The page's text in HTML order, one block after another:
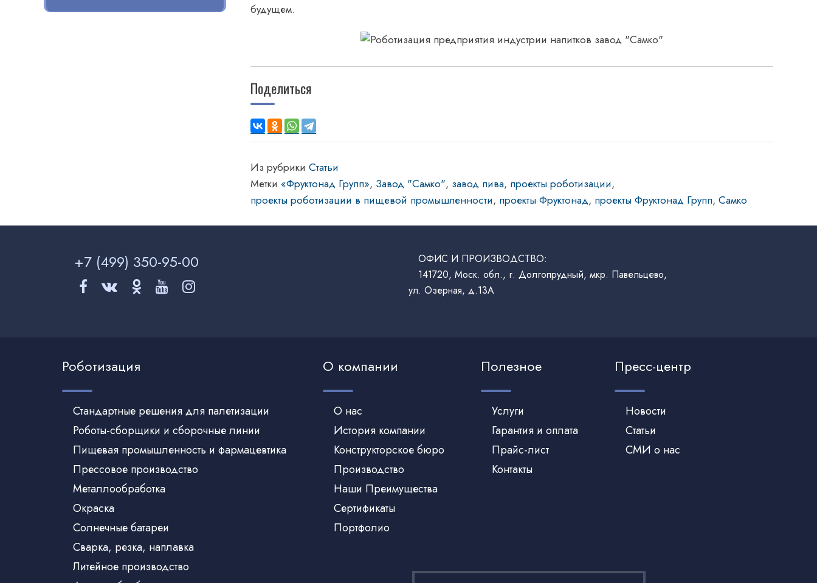
будущем.
Поделиться
Из рубрики Статьи
Метки «Фруктонад Групп», Завод "Самко", завод пива, проекты роботизации,
проекты роботизации в пищевой промышленности, проекты Фруктонад, проекты Фруктонад Групп, Самко
+7 (499) 350-95-00
ОФИС И ПРОИЗВОДСТВО:
141720, Моск. обл., г. Долгопрудный, мкр. Павельцево,
ул. Озерная, д.13А
Роботизация
Стандартные решения для палетизации
Роботы-сборщики и сборочные линии
Пищевая промышленность и фармацевтика
Прессовое производство
Металлообработка
Окраска
Солнечные батареи
Сварка, резка, наплавка
Литейное производство
О компании
О нас
История компании
Конструкторское бюро
Производство
Наши Преимущества
Сертификаты
Портфолио
Полезное
Услуги
Гарантия и оплата
Прайс-лист
Контакты
Пресс-центр
Новости
Статьи
СМИ о нас